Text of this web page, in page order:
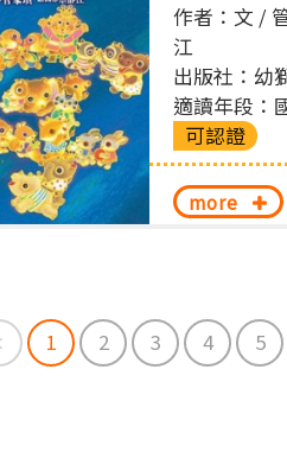
作者：文 /
江
出版社：幼
適讀年段：
可認證
more
Previous
1 2 3 4 5